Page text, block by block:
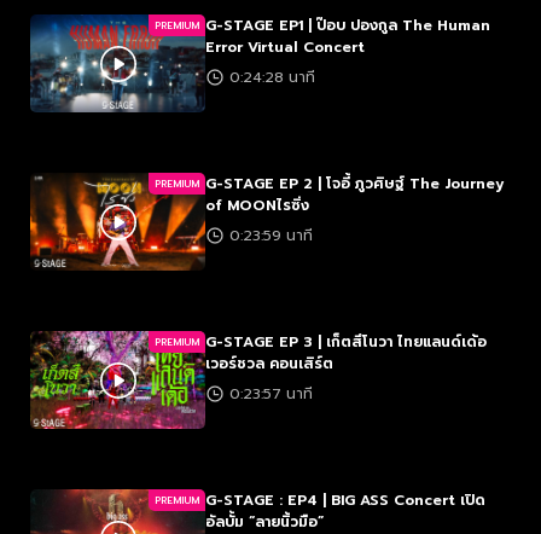
PREMIUM G-STAGE EP1 | ป๊อบ ปองกูล The Human
Error Virtual Concert
0:24:28 นาที
PREMIUM G-STAGE EP 2 | โจอี้ ภูวศิษฐ์ The Journey
of MOONไรซิ่ง
0:23:59 นาที
PREMIUM G-STAGE EP 3 | เก็ตสึโนวา ไทยแลนด์เด้อ
เวอร์ชวล คอนเสิร์ต
0:23:57 นาที
PREMIUM G-STAGE : EP4 | BIG ASS Concert เปิด
อัลบั้ม “ลายนิ้วมือ”